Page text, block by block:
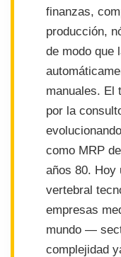
finanzas,
producción,
de modo que
manuales. El
por la
como MRP
años 80. Hoy
vertebral
empresas
mundo —
complejidad